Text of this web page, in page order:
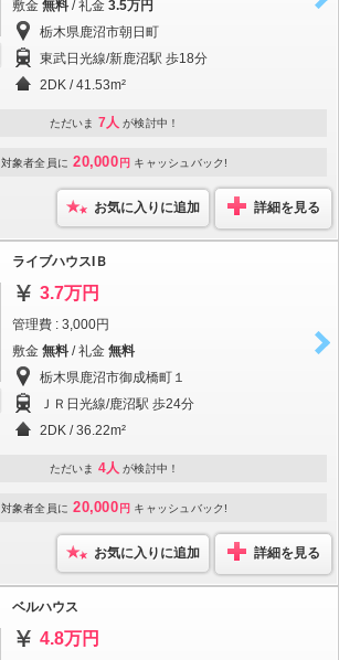
敷金 無料 / 礼金 3.5万円
栃木県鹿沼市朝日町
東武日光線/新鹿沼駅 歩18分
2DK / 41.53m²
ただいま 7人 が検討中！
対象者全員に 20,000 円 キャッシュバック!
お気に入りに追加 詳細を見る
ライブハウスIＢ
3.7万円
管理費 : 3,000円
敷金 無料 / 礼金 無料
栃木県鹿沼市御成橋町１
ＪＲ日光線/鹿沼駅 歩24分
2DK / 36.22m²
ただいま 4人 が検討中！
対象者全員に 20,000 円 キャッシュバック!
お気に入りに追加 詳細を見る
ベルハウス
4.8万円